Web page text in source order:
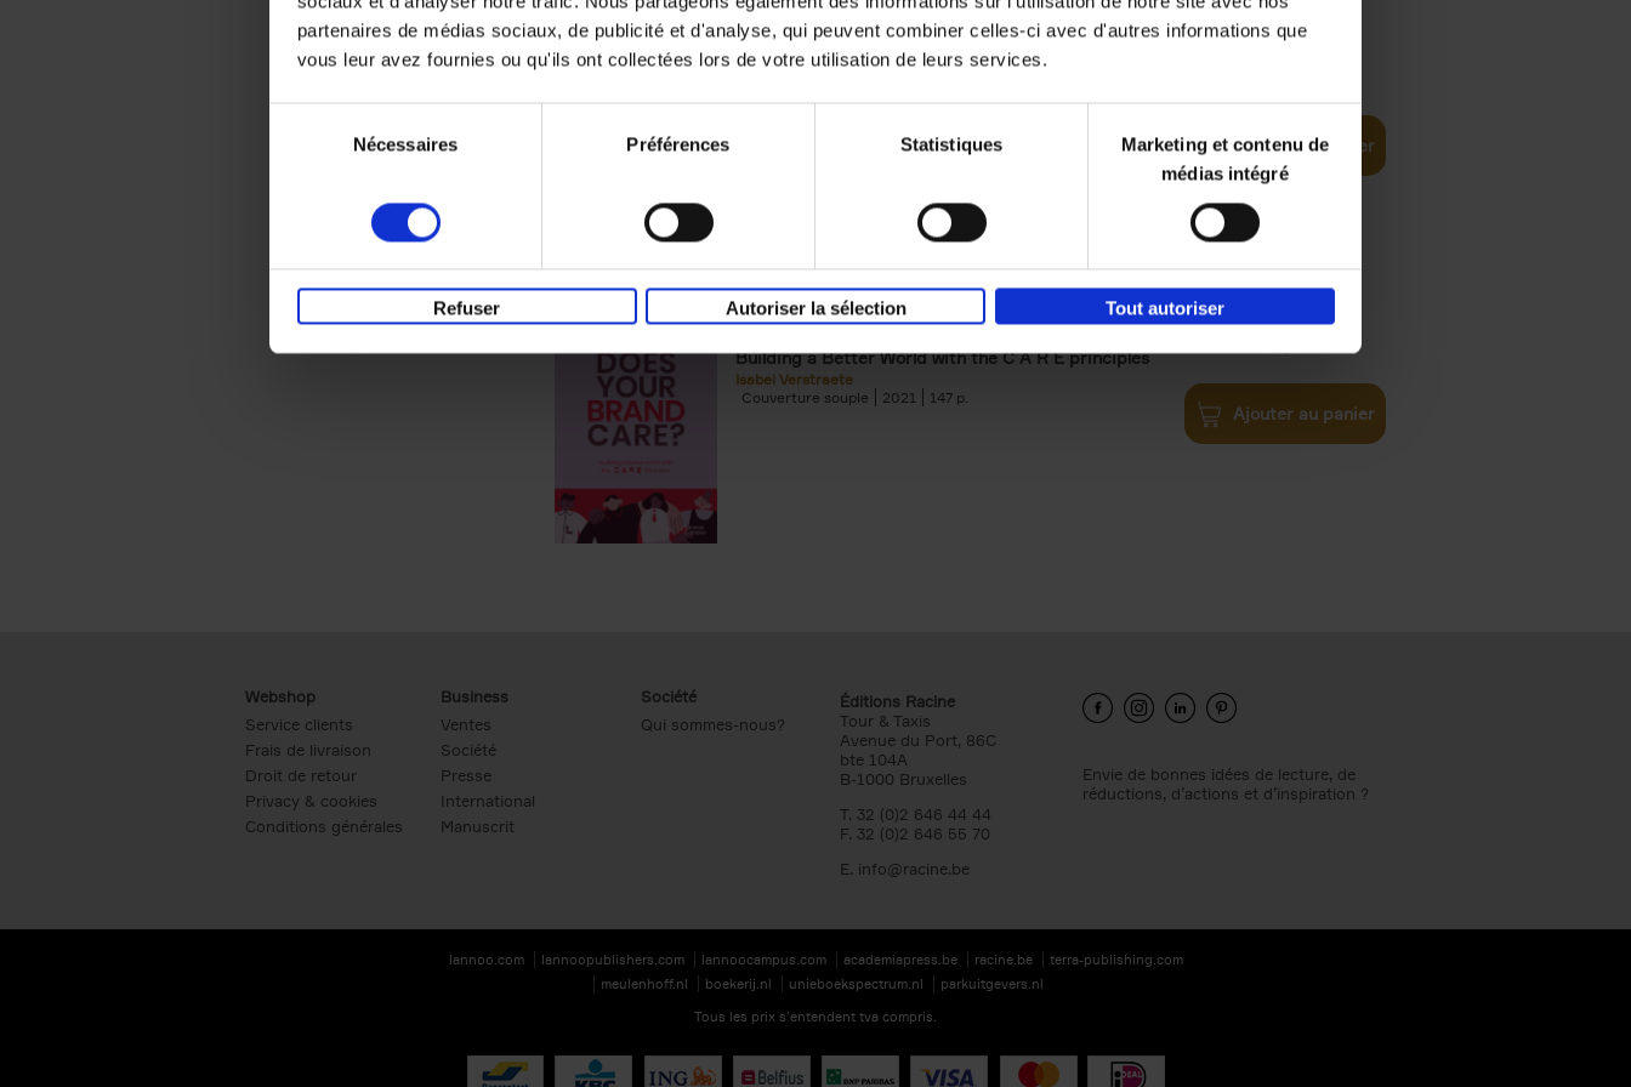
partenaires de médias sociaux, de publicité et d'analyse, qui peuvent combiner celles-ci avec d'autres informations que
vous leur avez fournies ou qu'ils ont collectées lors de votre utilisation de leurs services.
Nécessaires Préférences Statistiques
Marketing et contenu de
médias intégré
Refuser Autoriser la sélection Tout autoriser
Building Bonds = Building Business
Ajouter au panier
Does Your Brand Care?
Building a Better World with the C A R E principles
Isabel Verstraete
Couverture souple
2021 147
€34,99
Ajouter au panier
Webshop
Service clients
Frais de livraison
Droit de retour
Privacy & cookies
Conditions générales
Business
Ventes
Société
Presse
International
Manuscrit
Société
Qui sommes-nous?
Éditions Racine
Tour & Taxis
Avenue du Port, 86C
bte 104A
B-1000 Bruxelles
T. 32 (0)2 646 44 44
F. 32 (0)2 646 55 70
E. info@racine.be
Envie de bonnes idées de lecture, de
réductions, d’actions et d’inspiration ?
lannoo.com lannoopublishers.com lannoocampus.com academiapress.be racine.be
terra-publishing.com
meulenhoff.nl
boekerij.nl unieboekspectrum.nl
parkuitgevers.nl
Tous les prix s’entendent tva compris.